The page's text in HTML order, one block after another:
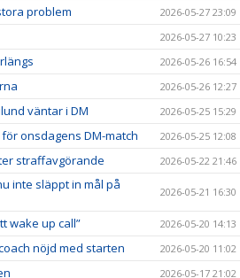
problem 2026-05-27 23:09
2026-05-27 10:23
2026-05-26 16:54
2026-05-26 12:27
väntar i DM 2026-05-25 15:29
onsdagens DM-match 2026-05-25 12:08
straffavgörande 2026-05-22 21:46
inte släppt in mål på
2026-05-21 16:30
wake up call” 2026-05-20 14:13
nöjd med starten 2026-05-20 11:02
2026-05-17 21:02